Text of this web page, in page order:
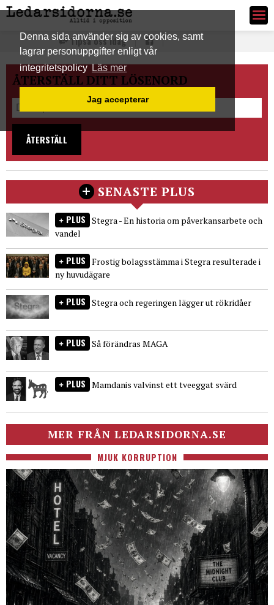
Denna sida använder sig av cookies, samt
lagrar personuppgifter enligt vår
integritetspolicyLäs mer
Jag accepterar
Ledarsidorna.se
Tipsa oss idag
ÅTERSTÄLL DITT LÖSENORD
ÅTERSTÄLL
SENASTE PLUS
PLUS Stegra - En historia om påverkansarbete och
vandel
PLUS Frostig bolagsstämma i Stegra resulterade i
ny huvudägare
PLUS Stegra och regeringen lägger ut rökridåer
PLUS Så förändras MAGA
PLUS Mamdanis valvinst ett tveeggat svärd
MER FRÅN LEDARSIDORNA.SE
MJUK KORRUPTION